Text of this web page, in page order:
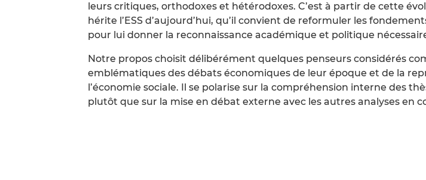
leurs critiques, orthodoxes et hétérodoxes. C’est à partir de cette
hérite l’ESS d’aujourd’hui, qu’il convient de reformuler les
pour lui donner la reconnaissance académique et politique
Notre propos choisit délibérément quelques penseurs considérés
emblématiques des débats économiques de leur époque et de la
l’économie sociale. Il se polarise sur la compréhension interne des
plutôt que sur la mise en débat externe avec les autres analyses en